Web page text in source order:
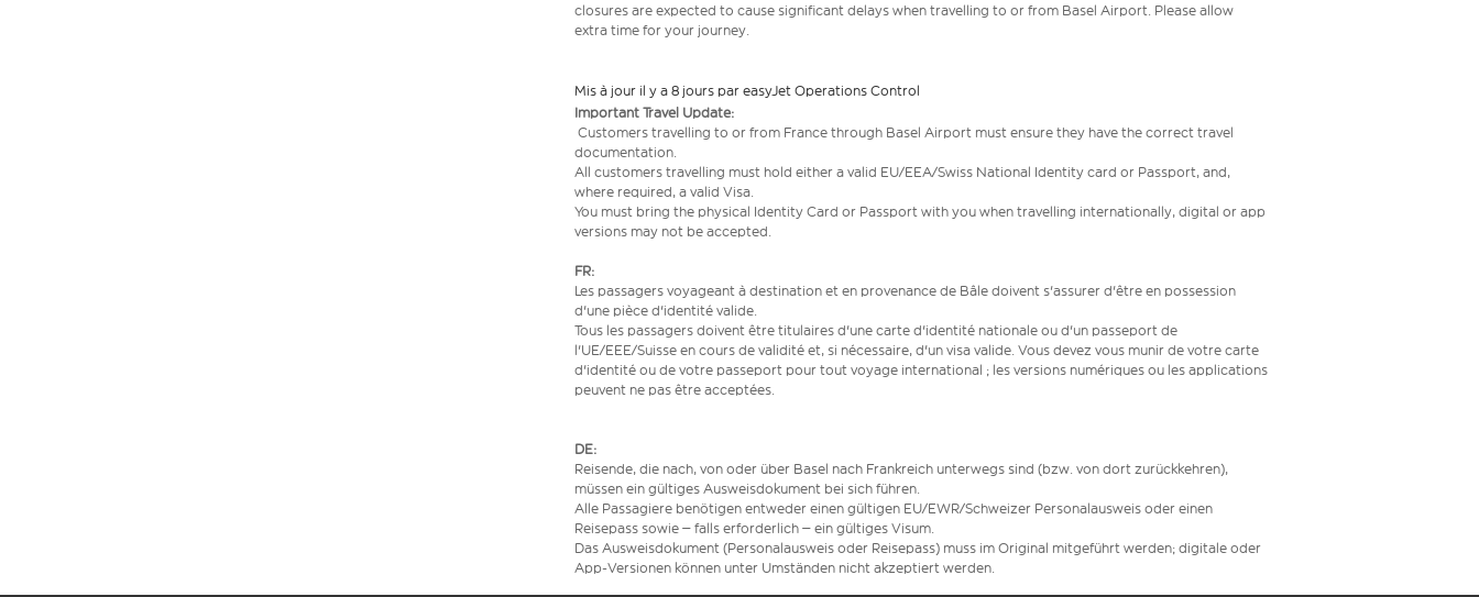
closures are expected to cause significant delays when travelling to or from Basel Airport. Please allow
extra time for your journey.
Mis à jour il y a 8 jours par easyJet Operations Control
Important Travel Update:
Customers travelling to or from France through Basel Airport must ensure they have the correct travel
documentation.
All customers travelling must hold either a valid EU/EEA/Swiss National Identity card or Passport, and,
where required, a valid Visa.
You must bring the physical Identity Card or Passport with you when travelling internationally, digital or app
versions may not be accepted.
FR:
Les passagers voyageant à destination et en provenance de Bâle doivent s'assurer d'être en possession
d'une pièce d'identité valide.
Tous les passagers doivent être titulaires d'une carte d'identité nationale ou d'un passeport de
l'UE/EEE/Suisse en cours de validité et, si nécessaire, d'un visa valide. Vous devez vous munir de votre carte
d'identité ou de votre passeport pour tout voyage international ; les versions numériques ou les applications
peuvent ne pas être acceptées.
DE:
Reisende, die nach, von oder über Basel nach Frankreich unterwegs sind (bzw. von dort zurückkehren),
müssen ein gültiges Ausweisdokument bei sich führen.
Alle Passagiere benötigen entweder einen gültigen EU/EWR/Schweizer Personalausweis oder einen
Reisepass sowie – falls erforderlich – ein gültiges Visum.
Das Ausweisdokument (Personalausweis oder Reisepass) muss im Original mitgeführt werden; digitale oder
App-Versionen können unter Umständen nicht akzeptiert werden.